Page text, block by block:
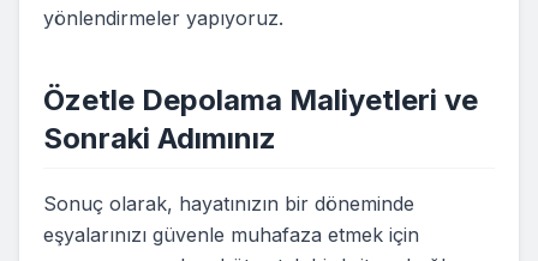
yönlendirmeler yapıyoruz.
Özetle Depolama Maliyetleri ve
Sonraki Adımınız
Sonuç olarak, hayatınızın bir döneminde
eşyalarınızı güvenle muhafaza etmek için